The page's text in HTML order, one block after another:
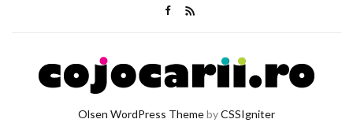
Olsen WordPress ThemebyCSSIgniter